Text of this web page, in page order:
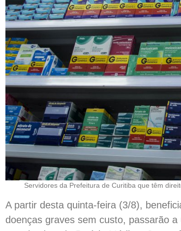
Servidores da Prefeitura de Curitiba que têm
A partir desta quinta-feira (3/8),
doenças graves sem custo, passarão